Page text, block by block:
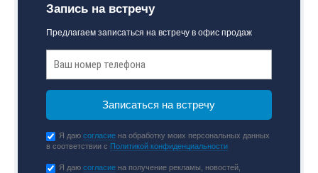
Запись на встречу
Предлагаем записаться на встречу в офис продаж
Я даюсогласие на обработку моих персональных данных
в соответствии с Политикой конфиденциальности
Я даюсогласие на получение рекламы, новостей,